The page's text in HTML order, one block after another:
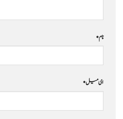
نام*
ای میل*